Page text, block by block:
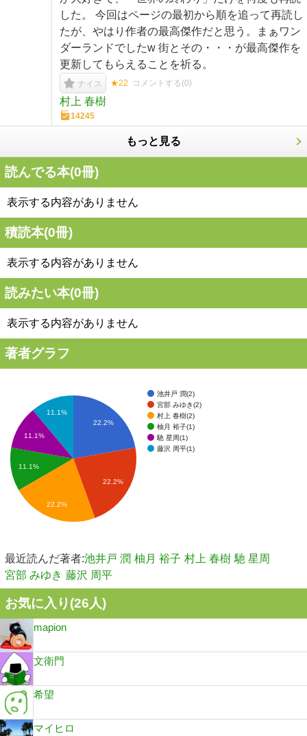
した。 今回はページの最初から順を追って再読し
たが、やはり作者の最高傑作だと思う。まぁワン
ダーランドでしたw 街とその・・・が最高傑作を
更新してもらえることを祈る。
ナイス ★22 コメントする(0)
村上 春樹
14245
もっと見る
読んでる本(0冊)
表示する内容がありません
積読本(0冊)
表示する内容がありません
読みたい本(0冊)
表示する内容がありません
著者グラフ
池井戸 潤(2)
宮部 みゆき(2)
村上 春樹(2)
柚月 裕子(1)
馳 星周(1)
藤沢 周平(1)
22.2%
22.2%
11.1%
11.1%
11.1%
22.2%
最近読んだ著者:池井戸 潤 柚月 裕子 村上 春樹 馳 星周
宮部 みゆき 藤沢 周平
お気に入り(26人)
mapion
文衛門
希望
マイヒロ